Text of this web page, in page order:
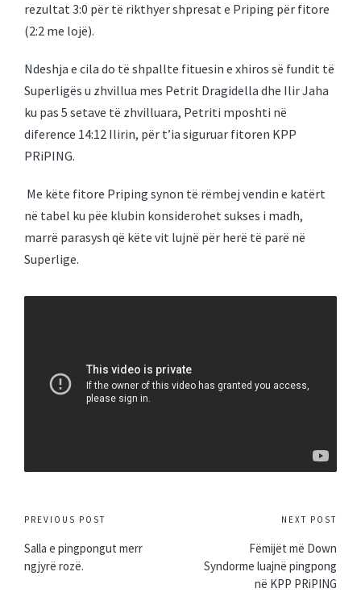
rezultat 3:0 për të rikthyer shpresat e Priping për fitore
(2:2 me lojë).
Ndeshja e cila do të shpallte fituesin e xhiros së fundit të
Superligës u zhvillua mes Petrit Dragidella dhe Ilir Jaha
ku pas 5 setave të zhvilluara, Petriti mposhti në
diference 14:12 Ilirin, për t’ia siguruar fitoren KPP
PRiPING.
Me këte fitore Priping synon të rëmbej vendin e katërt
në tabel ku pëe klubin konsiderohet sukses i madh,
marrë parasysh që këte vit lujnë për herë të parë në
Superlige.
Post
navigation
PREVIOUS POST
Salla e pingpongut merr
ngjyrë rozë.
NEXT POST
Fëmijët më Down
Syndorme luajnë pingpong
në KPP PRiPING